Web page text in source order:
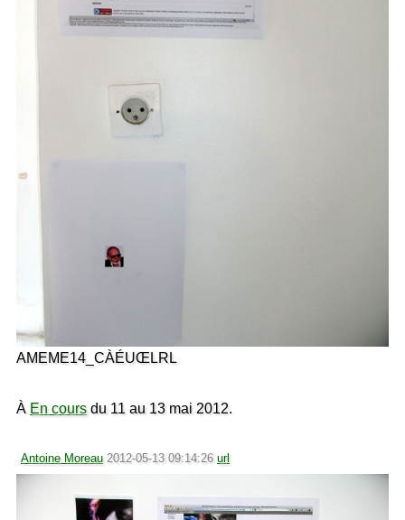
AMEME14_CÀÉUŒLRL
À En coursdu 11 au 13 mai 2012.
Antoine Moreau 2012-05-13 09:14:26 url